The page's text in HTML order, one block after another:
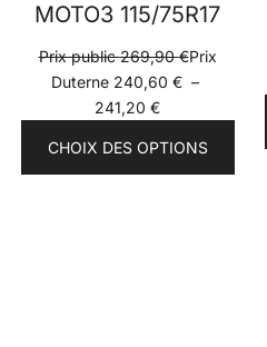
MOTO3 115/75R17
Prix public269,90€Prix
Duterne 240,60 € –
241,20 €Plage
prix :
CHOIX DES OPTIONS